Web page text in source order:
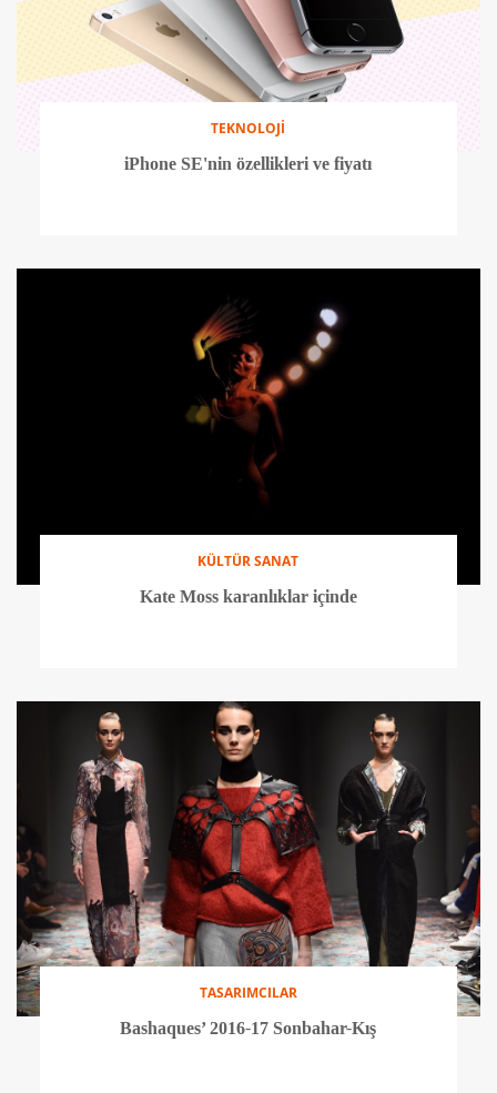
TEKNOLOJİ
iPhone SE'nin özellikleri ve fiyatı
KÜLTÜR SANAT
Kate Moss karanlıklar içinde
TASARIMCILAR
Bashaques’ 2016-17 Sonbahar-Kış